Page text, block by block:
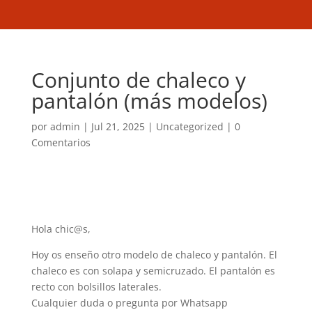
Conjunto de chaleco y
pantalón (más modelos)
por admin | Jul 21, 2025| Uncategorized | 0
Comentarios
Hola chic@s,
Hoy os enseño otro modelo de chaleco y pantalón. El
chaleco es con solapa y semicruzado. El pantalón es
recto con bolsillos laterales.
Cualquier duda o pregunta por Whatsapp